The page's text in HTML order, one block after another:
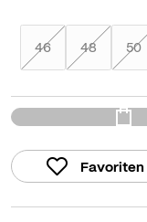
46 48 50
Favoriten